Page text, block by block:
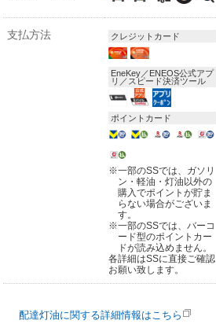
支払方法 クレジットカード
EneKey／ENEOS公式アプ
リ／スピード決済ツール
ポイントカード
※一部のSSでは、ガソリ
ン・軽油・灯油以外の
購入でポイントが貯ま
らない場合がございま
す。
※一部のSSでは、バーコ
ード型のポイントカー
ドが読み込めません。
各詳細はSSに直接ご確認
お願い致します。
配達灯油に関する詳細情報はこちら